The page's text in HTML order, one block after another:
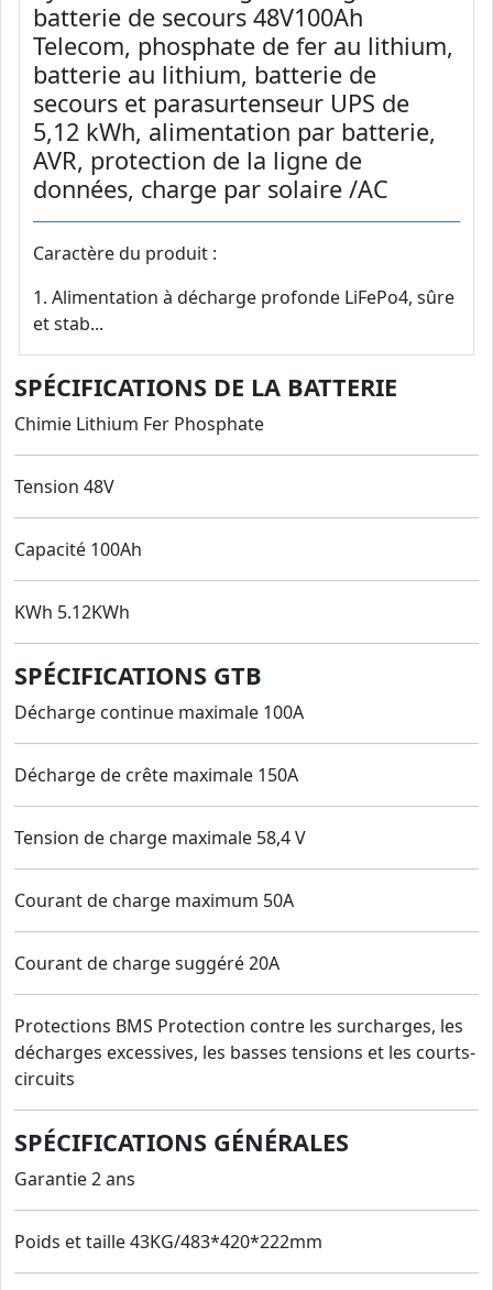
batterie de secours 48V100Ah
Telecom, phosphate de fer au lithium,
batterie au lithium, batterie de
secours et parasurtenseur UPS de
5,12 kWh, alimentation par batterie,
AVR, protection de la ligne de
données, charge par solaire /AC
Caractère du produit :
1. Alimentation à décharge profonde LiFePo4, sûre
et stab...
SPÉCIFICATIONS DE LA BATTERIE
Chimie Lithium Fer Phosphate
Tension 48V
Capacité 100Ah
KWh 5.12KWh
SPÉCIFICATIONS GTB
Décharge continue maximale 100A
Décharge de crête maximale 150A
Tension de charge maximale 58,4 V
Courant de charge maximum 50A
Courant de charge suggéré 20A
Protections BMS Protection contre les surcharges, les
décharges excessives, les basses tensions et les courts-
circuits
SPÉCIFICATIONS GÉNÉRALES
Garantie 2 ans
Poids et taille 43KG/483*420*222mm